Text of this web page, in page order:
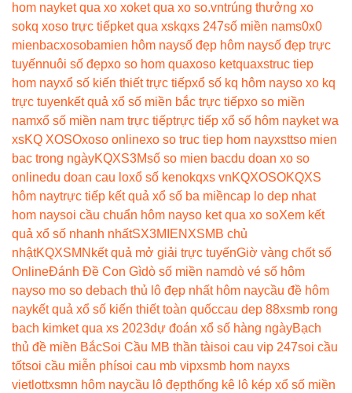
hom nayket qua xo xoket qua xo so.vntrúng thưởng xo
sokq xoso trực tiếpket qua xskqxs 247số miền nams0x0
mienbacxosobamien hôm naysố đẹp hôm naysố đẹp trực
tuyếnnuôi số đẹpxo so hom quaxoso ketquaxstruc tiep
hom nayxổ số kiến thiết trực tiếpxổ số kq hôm nayso xo kq
trực tuyenkết quả xổ số miền bắc trực tiếpxo so miền
namxổ số miền nam trực tiếptrực tiếp xổ số hôm nayket wa
xsKQ XOSOxoso onlinexo so truc tiep hom nayxsttso mien
bac trong ngàyKQXS3Msố so mien bacdu doan xo so
onlinedu doan cau loxổ số kenokqxs vnKQXOSOKQXS
hôm naytrực tiếp kết quả xổ số ba miềncap lo dep nhat
hom naysoi cầu chuẩn hôm nayso ket qua xo soXem kết
quả xổ số nhanh nhấtSX3MIEN XSMB chủ
nhậtKQXSMN kết quả mở giải trực tuyếnGiờ vàng chốt số
OnlineĐánh Đề Con Gìdò số miền namdò vé số hôm
nayso mo so debach thủ lô đẹp nhất hôm naycầu đề hôm
naykết quả xổ số kiến thiết toàn quốccau dep 88xsmb rong
bach kimket qua xs 2023dự đoán xổ số hàng ngàyBạch
thủ đề miền BắcSoi Cầu MB thần tàisoi cau vip 247soi cầu
tốtsoi cầu miễn phísoi cau mb vipxsmb hom nayxs
vietlottxsmn hôm naycầu lô đẹpthống kê lô kép xổ số miền